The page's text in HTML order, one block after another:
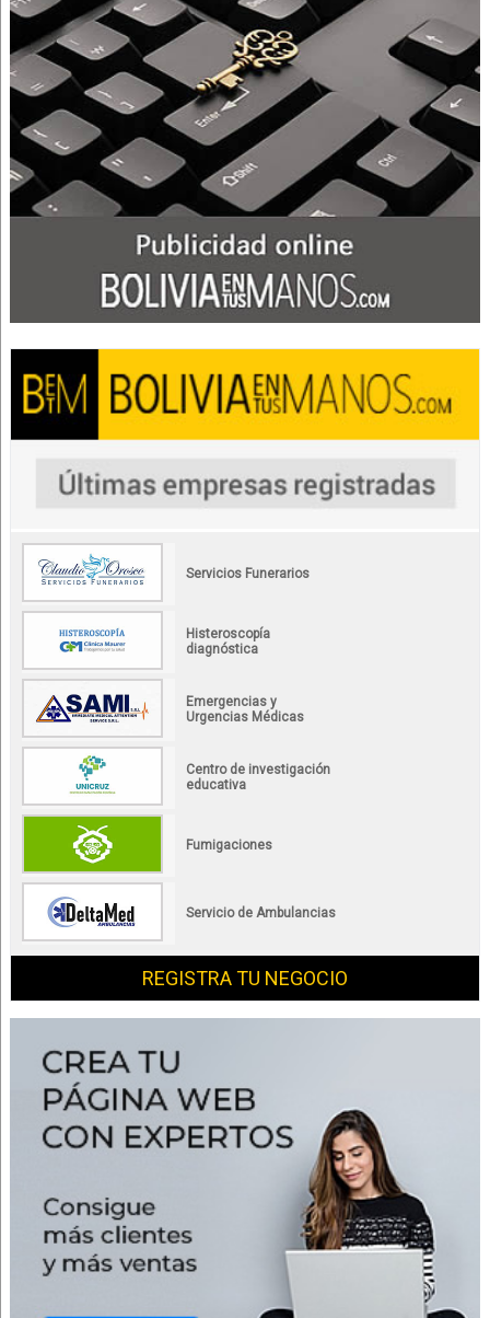
Servicios Funerarios
Histeroscopía
diagnóstica
Emergencias y
Urgencias Médicas
Centro de investigación
educativa
Fumigaciones
Servicio de Ambulancias
REGISTRA TU NEGOCIO